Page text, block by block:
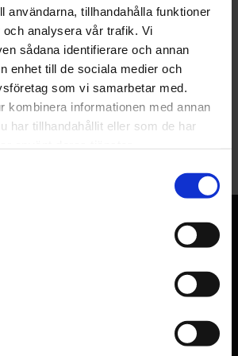
användarna, tillhandahålla funktioner
analysera vår trafik. Vi
sådana identifierare och annan
enhet till de sociala medier och
som vi samarbetar med.
kombinera informationen med annan
har tillhandahållit eller som de har
&
Lägg till i favoriter
1905) har det sålts tapeter i lanthandeln
tog över, under denna tid har det
Vårt lager uppgår till över 1000 kvm
gamla tapeter.